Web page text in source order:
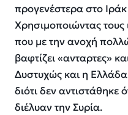
προγενέστερα στο Ιράκ
Χρησιμοποιώντας τους
που με την ανοχή
βαφτίζει «ανταρτες»
Δυστυχώς και η Ελλάδα
διότι δεν αντιστάθηκε
διέλυαν την Συρία.